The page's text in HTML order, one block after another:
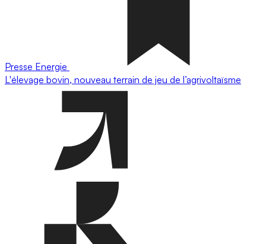
Presse Energie
L'élevage bovin, nouveau terrain de jeu de l’agrivoltaïsme